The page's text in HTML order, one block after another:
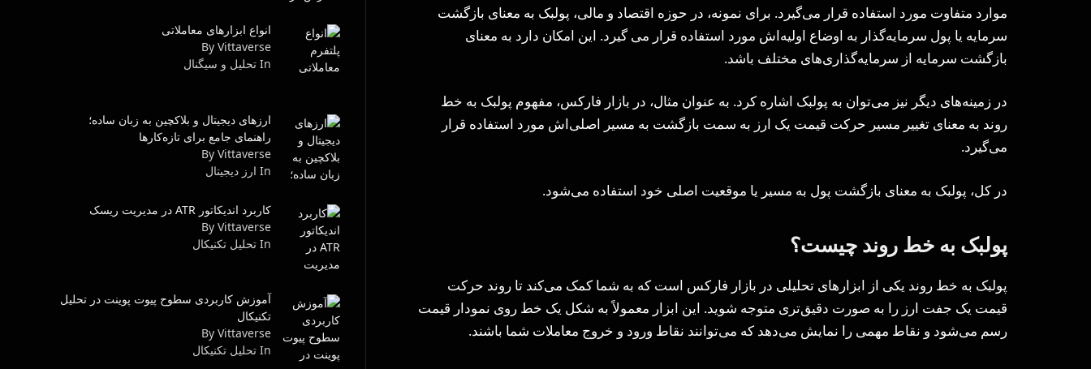
موارد متفاوت مورد استفاده قرار می‌گیرد. برای نمونه، در حوزه اقتصاد و مالی، پولبک به معنای بازگشت
سرمایه یا پول سرمایه‌گذار به اوضاع اولیه‌اش مورد استفاده قرار می گیرد. این امکان دارد به معنای
بازگشت سرمایه از سرمایه‌گذاری‌های مختلف باشد.
در زمینه‌های دیگر نیز می‌توان به پولبک اشاره کرد. به عنوان مثال، در بازار فارکس، مفهوم پولبک به خط
روند به معنای تغییر مسیر حرکت قیمت یک ارز به سمت بازگشت به مسیر اصلی‌اش مورد استفاده قرار
می‌گیرد.
در کل، پولبک به معنای بازگشت پول به مسیر یا موقعیت اصلی خود استفاده می‌شود.
پولبک به خط روند چیست؟
پولبک به خط روند یکی از ابزارهای تحلیلی در بازار فارکس است که به شما کمک می‌کند تا روند حرکت
قیمت یک جفت ارز را به صورت دقیق‌تری متوجه شوید. این ابزار معمولاً به شکل یک خط روی نمودار قیمت
رسم می‌شود و نقاط مهمی را نمایش می‌دهد که می‌توانند نقاط ورود و خروج معاملات شما باشند.
انواع ابزارهای معاملاتی
By Vittaverse
In تحلیل و سیگنال
ارزهای دیجیتال و بلاکچین به زبان ساده؛
راهنمای جامع برای تازه‌کارها
By Vittaverse
In ارز دیجیتال
کاربرد اندیکاتور ATR در مدیریت ریسک
By Vittaverse
In تحليل تكنيكال
آموزش کاربردی سطوح پیوت پوینت در تحلیل
تکنیکال
By Vittaverse
In تحليل تكنيكال